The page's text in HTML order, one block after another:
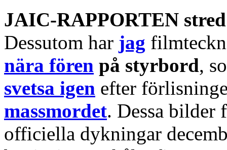
JAIC-RAPPORTEN
Dessutom har jag
nära fören på styrbord,
svetsa igen efter
massmordet. Dessa bilder
officiella dykningar